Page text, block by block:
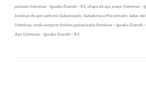
pintada Usiminas – Iguaba Grande – RJ, chapa de aço preço Usiminas –
bobinas de aço carbono Galvanizado, Galvalume e Pré-pintado, leilao de
Usiminas, onde comprar bobina galvanizada Usiminas – Iguaba Grande
Aço Usiminas – Iguaba Grande – RJ.